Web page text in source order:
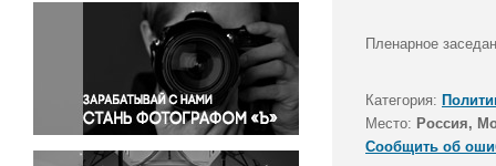
Окружающая среда
Политика
Правосудие
Происшествия и конфликты
Религия
Светская жизнь
Пленарное
Категория:
Место: Россия,
Сообщить об